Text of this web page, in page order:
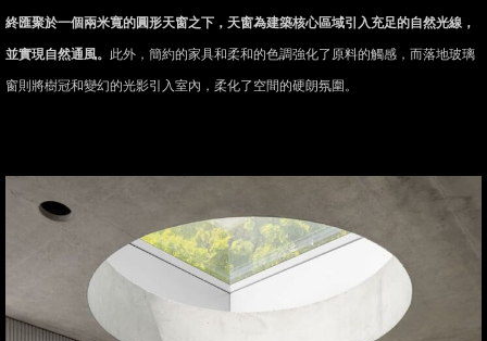
終匯聚於一個兩米寬的圓形天窗之下，天窗為建築核心區域引入充足的自然光線，
並實現自然通風。 此外，簡約的家具和柔和的色調強化了原料的觸感，而落地玻璃
窗則將樹冠和變幻的光影引入室內，柔化了空間的硬朗氛圍。